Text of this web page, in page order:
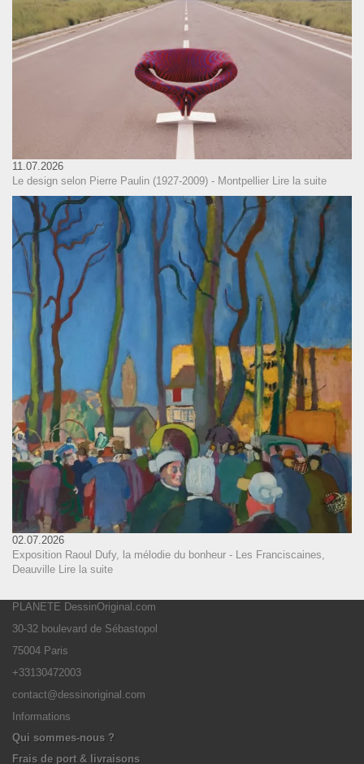
11.07.2026
Le design selon Pierre Paulin (1927-2009) - Montpellier Lire la suite
02.07.2026
Exposition Raoul Dufy, la mélodie du bonheur - Les Franciscaines,
Deauville Lire la suite
PLANETE DessinOriginal.com
30-32 boulevard de Sébastopol
75004 Paris
+33130472003
contact@dessinoriginal.com
Informations
Qui sommes-nous ?
Frais de port & livraisons